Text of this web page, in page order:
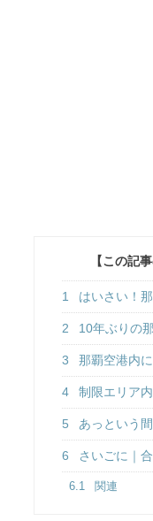
【この記
1 はいさい！
2 10年ぶりの
3 那覇空港内
4 制限エリア
5 あっという
6 さいごに｜
6.1 関連